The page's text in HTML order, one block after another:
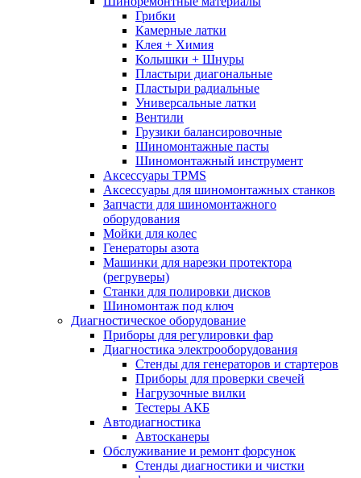
Грибки
Камерные латки
Клея + Химия
Колышки + Шнуры
Пластыри диагональные
Пластыри радиальные
Универсальные латки
Вентили
Грузики балансировочные
Шиномонтажные пасты
Шиномонтажный инструмент
Аксессуары TPMS
Аксессуары для шиномонтажных станков
Запчасти для шиномонтажного
оборудования
Мойки для колес
Генераторы азота
Машинки для нарезки протектора
(регруверы)
Станки для полировки дисков
Шиномонтаж под ключ
Диагностическое оборудование
Приборы для регулировки фар
Диагностика электрооборудования
Стенды для генераторов и стартеров
Приборы для проверки свечей
Нагрузочные вилки
Тестеры АКБ
Автодиагностика
Автосканеры
Обслуживание и ремонт форсунок
Стенды диагностики и чистки